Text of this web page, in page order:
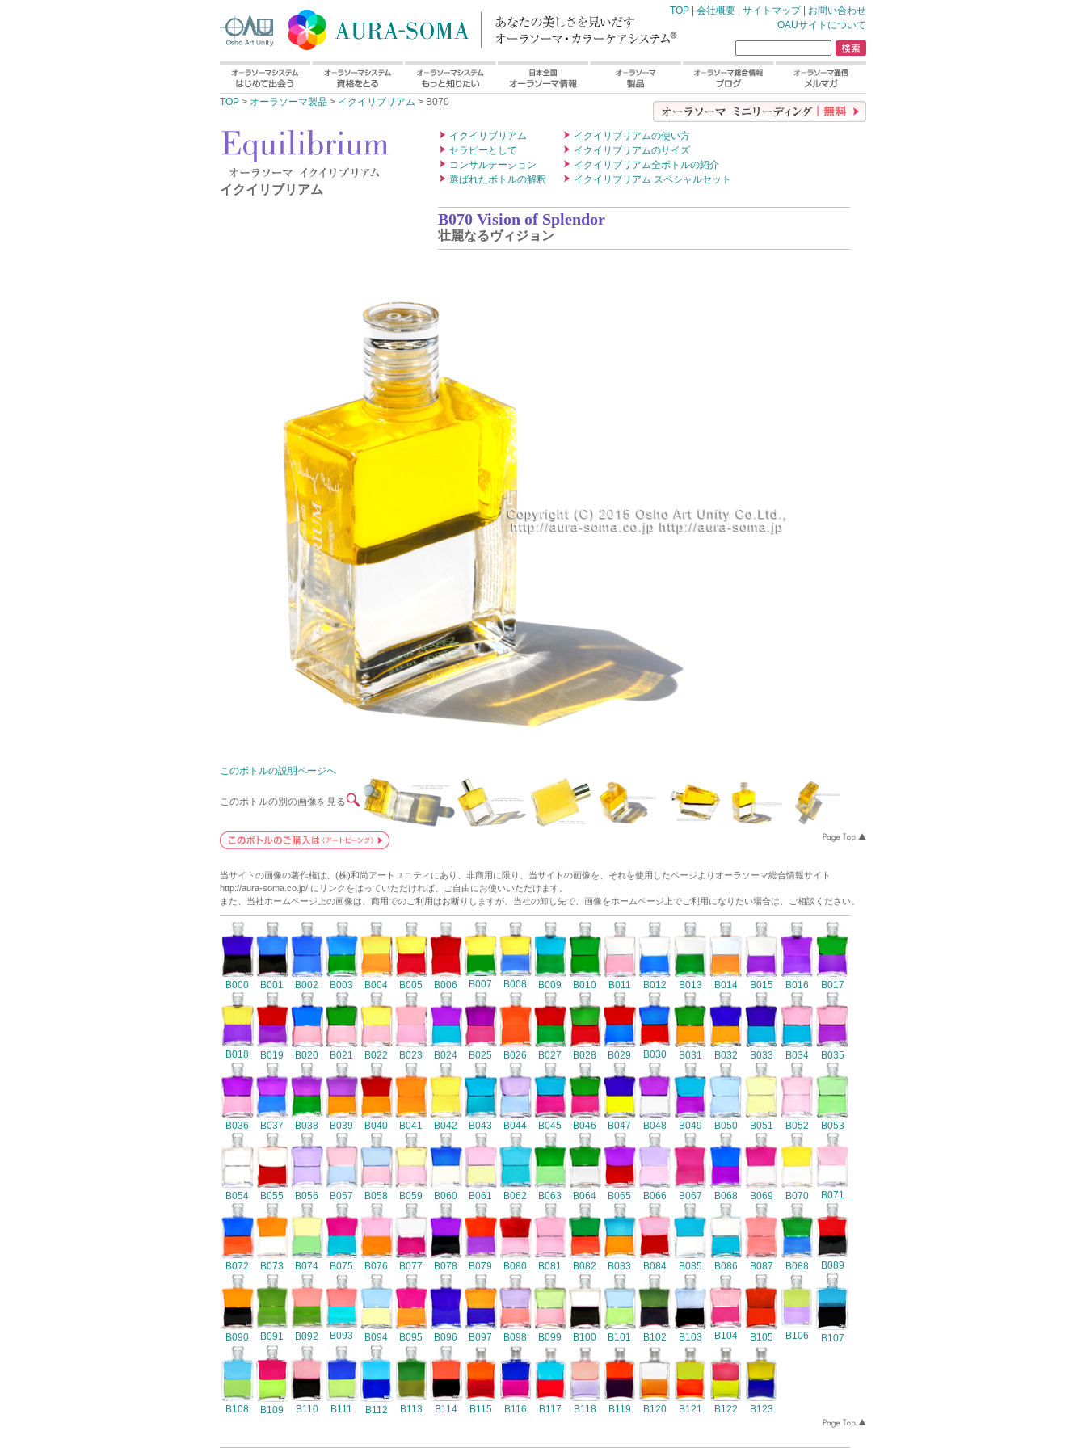
TOP | 会社概要 | サイトマップ| お問い合わせ
OAUサイトについて
TOP > オーラソーマ製品 > イクイリブリアム > B070
イクイリブリアム
イクイリブリアム
セラピーとして
コンサルテーション
選ばれたボトルの解釈
イクイリブリアムの使い方
イクイリブリアムのサイズ
イクイリブリアム全ボトルの紹介
イクイリブリアム スペシャルセット
B070 Vision of Splendor
壮麗なるヴィジョン
このボトルの説明ページへ
このボトルの別の画像を見る
当サイトの画像の著作権は、(株)和尚アートユニティにあり、非商用に限り、当サイトの画像を、それを使用したページよりオーラソーマ総合情報サイト
http://aura-soma.co.jp/ にリンクをはっていただければ、ご自由にお使いいただけます。
また、当社ホームページ上の画像は、商用でのご利用はお断りしますが、当社の卸し先で、画像をホームページ上でご利用になりたい場合は、ご相談ください。
B000 B001 B002 B003 B004 B005 B006 B007 B008 B009 B010 B011 B012 B013 B014 B015 B016 B017
B018 B019 B020 B021 B022 B023 B024 B025 B026 B027 B028 B029 B030 B031 B032 B033 B034 B035
B036 B037 B038 B039 B040 B041 B042 B043 B044 B045 B046 B047 B048 B049 B050 B051 B052 B053
B054 B055 B056 B057 B058 B059 B060 B061 B062 B063 B064 B065 B066 B067 B068 B069 B070 B071
B072 B073 B074 B075 B076 B077 B078 B079 B080 B081 B082 B083 B084 B085 B086 B087 B088 B089
B090 B091 B092 B093 B094 B095 B096 B097 B098 B099 B100 B101 B102 B103 B104 B105 B106 B107
B108 B109 B110 B111 B112 B113 B114 B115 B116 B117 B118 B119 B120 B121 B122 B123